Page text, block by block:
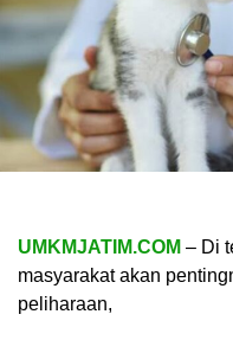
UMKMJATIM.COM – Di
masyarakat akan
peliharaan,